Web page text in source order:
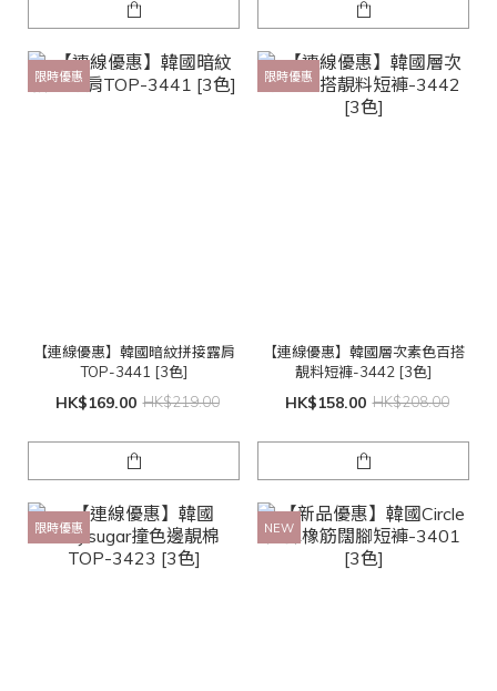
限時優惠
【連線優惠】韓國暗紋拼接露肩
TOP-3441 [3色]
HK$169.00 HK$219.00
限時優惠
【連線優惠】韓國層次素色百搭
靚料短褲-3442 [3色]
HK$158.00 HK$208.00
限時優惠 NEW